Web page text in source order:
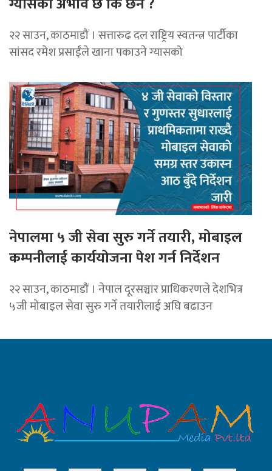
२२ साउन, काठमाडौं । सत्तारुढ दल राष्ट्रिय स्वतन्त्र पार्टीका
सांसद रमेश प्रसाईंले खाना पकाउने ग्यासको
नेपालमा ५ जी सेवा सुरु गर्ने तयारी, मोबाइल
कम्पनीलाई कार्ययोजना पेश गर्न निर्देशन
२२ साउन, काठमाडाैं । नेपाल दूरसञ्चार प्राधिकरणले देशभित्र
५जी मोबाइल सेवा सुरु गर्ने तयारीलाई अघि बढाउन